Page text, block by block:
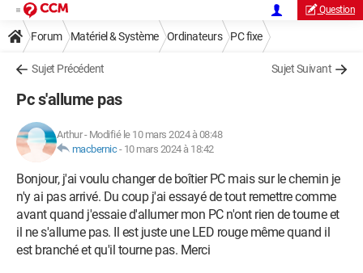
Question
Forum Matériel & Système Ordinateurs PC fixe
Sujet Précédent Sujet Suivant
Pc s'allume pas
Arthur- Modifié le 10 mars 2024 à 08:48
macbernic- 10 mars 2024 à 18:42
Bonjour, j'ai voulu changer de boîtier PC mais sur le chemin je
n'y ai pas arrivé. Du coup j'ai essayé de tout remettre comme
avant quand j'essaie d'allumer mon PC n'ont rien de tourne et
il ne s'allume pas. Il est juste une LED rouge même quand il
est branché et qu'il tourne pas. Merci